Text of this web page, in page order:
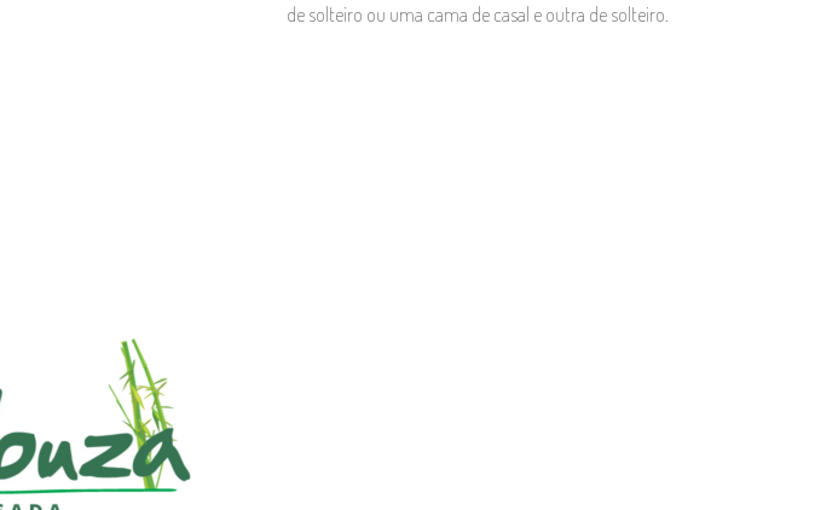
de solteiro ou uma cama de casal e outra de solteiro.